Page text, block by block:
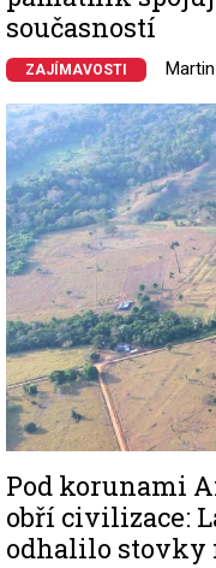
současností
ZAJÍMAVOSTI
Image
Pod korunami
obří civilizace:
odhalilo stovky